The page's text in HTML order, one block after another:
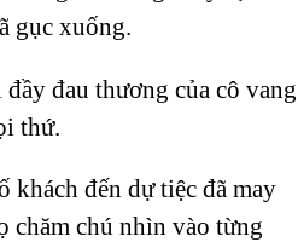
gục xuống.
đau thương của cô vang
thứ.
khách đến dự tiệc đã may
chăm chú nhìn vào từng